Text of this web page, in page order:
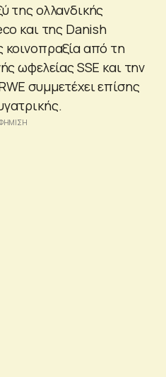
της ολλανδικής
και της Danish
από τη
ωφελείας SSE και την
συμμετέχει επίσης